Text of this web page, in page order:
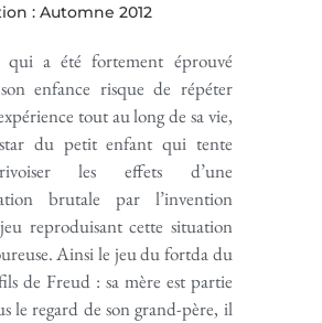
: Automne 2012
qui a été fortement éprouvé
enfance risque de répéter
tout au long de sa vie,
du petit enfant qui tente
les effets d’une
brutale par l’invention
reproduisant cette situation
Ainsi le jeu du fortda du
de Freud : sa mère est partie
le regard de son grand-père, il